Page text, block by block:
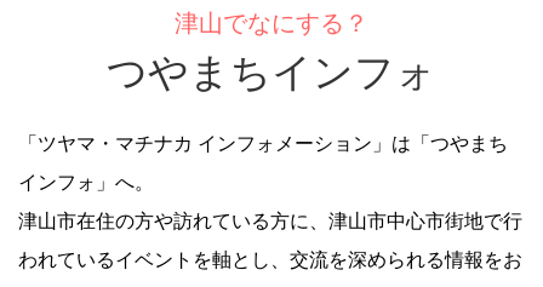
津山でなにする？
つやまちインフォ
「ツヤマ・マチナカ インフォメーション」は「つやまち
インフォ」へ。
津山市在住の方や訪れている方に、津山市中心市街地で行
われているイベントを軸とし、交流を深められる情報をお